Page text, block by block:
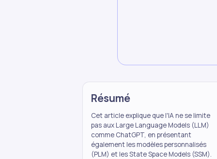
Résumé
Cet article explique que l'IA ne se limite
pas aux Large Language Models (LLM)
comme ChatGPT, en présentant
également les modèles personnalisés
(PLM) et les State Space Models (SSM).